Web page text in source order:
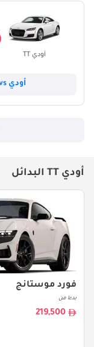
أودي TT
أودي TT vs أودي A5
أودي TT البدائل
فورد موستانج
بدءا من
219,500